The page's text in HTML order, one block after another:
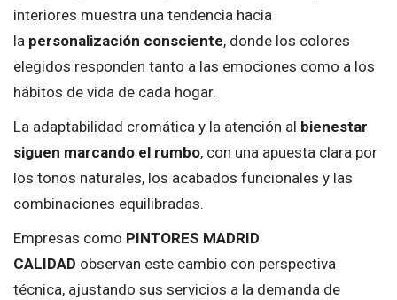
interiores muestra una tendencia hacia
la personalización consciente, donde los colores
elegidos responden tanto a las emociones como a los
hábitos de vida de cada hogar.
La adaptabilidad cromática y la atención al bienestar
siguen marcando el rumbo, con una apuesta clara por
los tonos naturales, los acabados funcionales y las
combinaciones equilibradas.
Empresas como PINTORES MADRID
CALIDAD observan este cambio con perspectiva
técnica, ajustando sus servicios a la demanda de